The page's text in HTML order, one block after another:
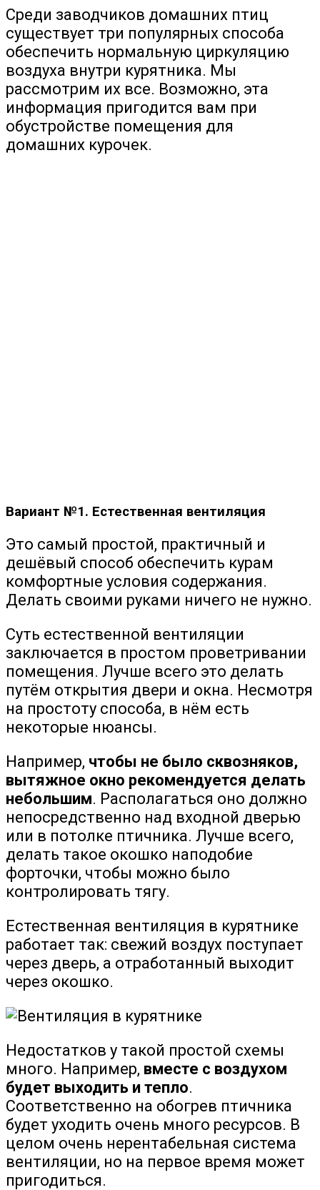
Среди заводчиков домашних птиц
существует три популярных способа
обеспечить нормальную циркуляцию
воздуха внутри курятника. Мы
рассмотрим их все. Возможно, эта
информация пригодится вам при
обустройстве помещения для
домашних курочек.
Вариант №1. Естественная вентиляция
Это самый простой, практичный и
дешёвый способ обеспечить курам
комфортные условия содержания.
Делать своими руками ничего не нужно.
Суть естественной вентиляции
заключается в простом проветривании
помещения. Лучше всего это делать
путём открытия двери и окна. Несмотря
на простоту способа, в нём есть
некоторые нюансы.
Например, чтобы не было сквозняков,
вытяжное окно рекомендуется делать
небольшим. Располагаться оно должно
непосредственно над входной дверью
или в потолке птичника. Лучше всего,
делать такое окошко наподобие
форточки, чтобы можно было
контролировать тягу.
Естественная вентиляция в курятнике
работает так: свежий воздух поступает
через дверь, а отработанный выходит
через окошко.
Недостатков у такой простой схемы
много. Например, вместе с воздухом
будет выходить и тепло.
Соответственно на обогрев птичника
будет уходить очень много ресурсов. В
целом очень нерентабельная система
вентиляции, но на первое время может
пригодиться.